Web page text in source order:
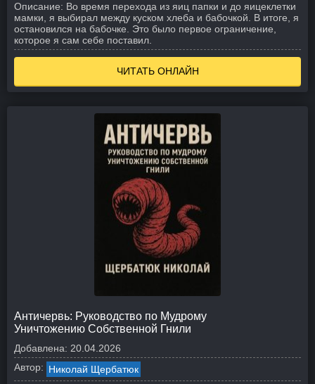
Описание: Во время перехода из яиц папки и до яицеклетки
мамки, я выбирал между куском хлеба и бабочкой. В итоге, я
остановился на бабочке. Это было первое ограничение,
которое я сам себе поставил.
ЧИТАТЬ ОНЛАЙН
Античервь: Руководство по Мудрому
Уничтожению Собственной Гнили
Добавлена: 20.04.2026
Автор: Николай Щербатюк